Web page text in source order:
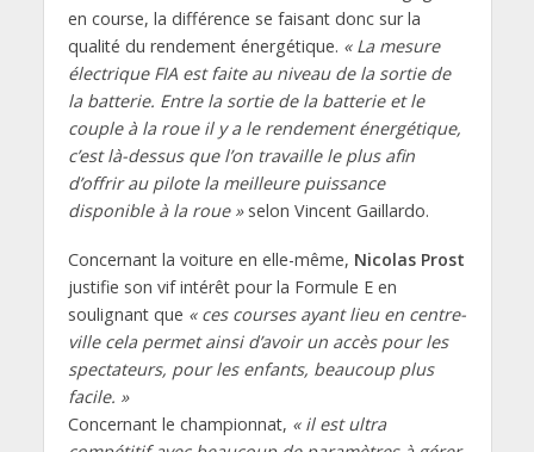
en course, la différence se faisant donc sur la
qualité du rendement énergétique. « La mesure
électrique FIA est faite au niveau de la sortie de
la batterie. Entre la sortie de la batterie et le
couple à la roue il y a le rendement énergétique,
c’est là-dessus que l’on travaille le plus afin
d’offrir au pilote la meilleure puissance
disponible à la roue »selon Vincent Gaillardo.
Concernant la voiture en elle-même, Nicolas Prost
justifie son vif intérêt pour la Formule E en
soulignant que « ces courses ayant lieu en centre-
ville cela permet ainsi d’avoir un accès pour les
spectateurs, pour les enfants, beaucoup plus
facile. »
Concernant le championnat, « il est ultra